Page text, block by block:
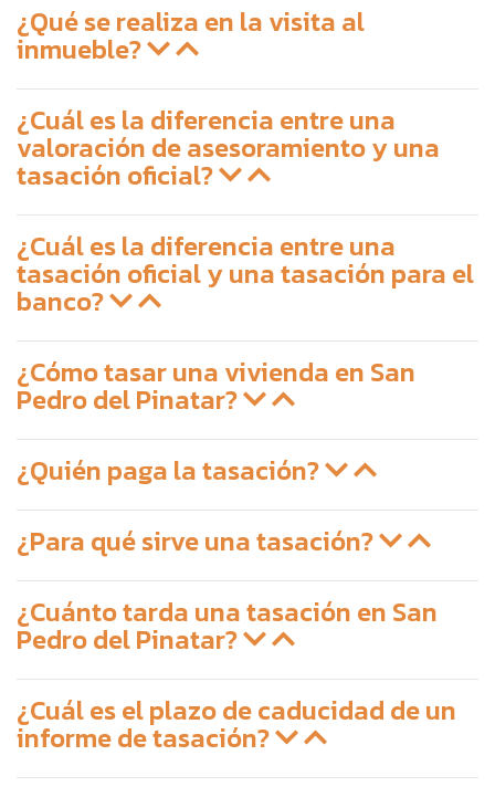
¿Qué se realiza en la visita al
inmueble?
¿Cuál es la diferencia entre una
valoración de asesoramiento y una
tasación oficial?
¿Cuál es la diferencia entre una
tasación oficial y una tasación para el
banco?
¿Cómo tasar una vivienda en San
Pedro del Pinatar?
¿Quién paga la tasación?
¿Para qué sirve una tasación?
¿Cuánto tarda una tasación en San
Pedro del Pinatar?
¿Cuál es el plazo de caducidad de un
informe de tasación?